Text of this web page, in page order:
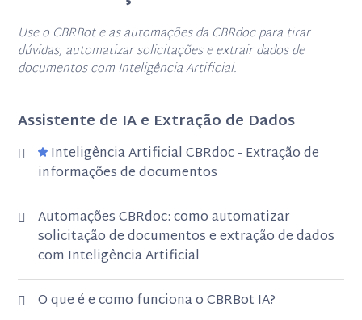
Use o CBRBot e as automações da CBRdoc para tirar
dúvidas, automatizar solicitações e extrair dados de
documentos com Inteligência Artificial.
Assistente de IA e Extração de Dados
Inteligência Artificial CBRdoc - Extração de
informações de documentos
Automações CBRdoc: como automatizar
solicitação de documentos e extração de dados
com Inteligência Artificial
O que é e como funciona o CBRBot IA?